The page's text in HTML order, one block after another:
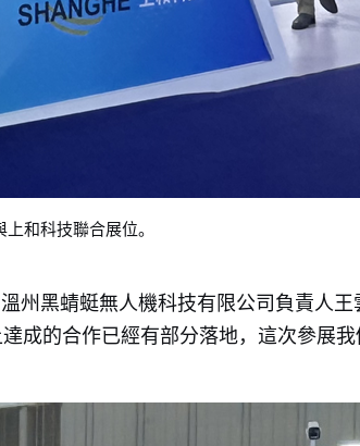
和科技聯合展位。
州黑蜻蜓無人機科技有限公司負責人
成的合作已經有部分落地，這次參展